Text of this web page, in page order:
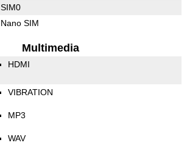
SIM0
Nano SIM
Multimedia
HDMI
VIBRATION
MP3
WAV